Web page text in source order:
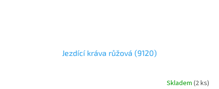
Jezdící kráva růžová (9120)
Skladem (2 ks)